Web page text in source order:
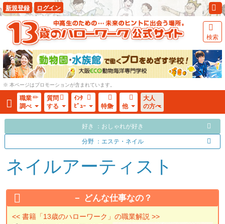
新規登録 ログイン
検索
※ 本ページはプロモーションが含まれています。
職業
調べ
質問
する
ｲﾝﾀ
ﾋﾞｭｰ
特集 他
大人
の方へ
好き ：おしゃれが好き
分野 ：エステ・ネイル
ネイルアーティスト
どんな仕事なの？
<< 書籍「13歳のハローワーク」の職業解説 >>